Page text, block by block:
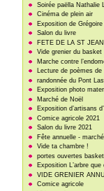
Soirée paëlla Nathalie
Cinéma de plein air
Exposition de
Salon du livre
FETE DE LA ST JEAN
Vide grenier du basket
Marche contre
Lecture de poèmes
randonnée du Pont
Exposition photo
Marché de Noël
Exposition d’artisans
Comice agricole 2021
Salon du livre 2021
Fête annuelle -
Vide ta chambre !
portes ouvertes basket
Exposition L’arbre
VIDE GRENIER
Comice agricole